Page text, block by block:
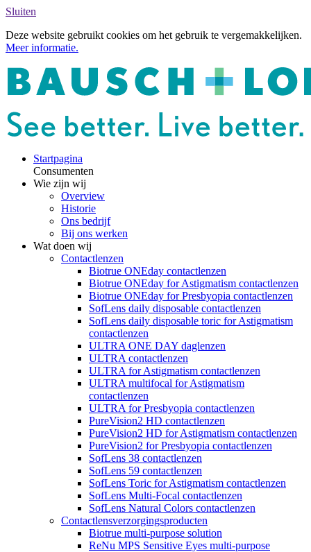
Sluiten
Deze website gebruikt cookies om het gebruik te vergemakkelijken.
Meer informatie.
Startpagina
Consumenten
Wie zijn wij
Overview
Historie
Ons bedrijf
Bij ons werken
Wat doen wij
Contactlenzen
Biotrue ONEday contactlenzen
Biotrue ONEday for Astigmatism contactlenzen
Biotrue ONEday for Presbyopia contactlenzen
SofLens daily disposable contactlenzen
SofLens daily disposable toric for Astigmatism
contactlenzen
ULTRA ONE DAY daglenzen
ULTRA contactlenzen
ULTRA for Astigmatism contactlenzen
ULTRA multifocal for Astigmatism
contactlenzen
ULTRA for Presbyopia contactlenzen
PureVision2 HD contactlenzen
PureVision2 HD for Astigmatism contactlenzen
PureVision2 for Presbyopia contactlenzen
SofLens 38 contactlenzen
SofLens 59 contactlenzen
SofLens Toric for Astigmatism contactlenzen
SofLens Multi-Focal contactlenzen
SofLens Natural Colors contactlenzen
Contactlensverzorgingsproducten
Biotrue multi-purpose solution
ReNu MPS Sensitive Eyes multi-purpose